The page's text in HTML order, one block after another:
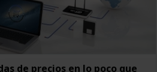
de precios en lo poco que